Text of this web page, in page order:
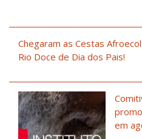
Chegaram as Cestas
Rio Doce de Dia dos Pais!
em